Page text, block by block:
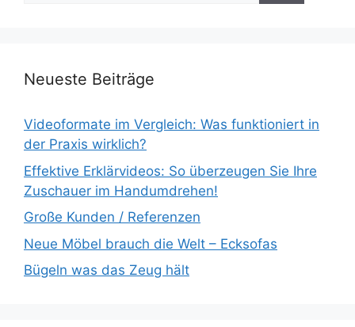
Neueste Beiträge
Videoformate im Vergleich: Was funktioniert in
der Praxis wirklich?
Effektive Erklärvideos: So überzeugen Sie Ihre
Zuschauer im Handumdrehen!
Große Kunden / Referenzen
Neue Möbel brauch die Welt – Ecksofas
Bügeln was das Zeug hält